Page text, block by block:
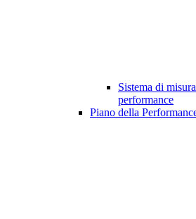
Sistema di
performance
Piano della